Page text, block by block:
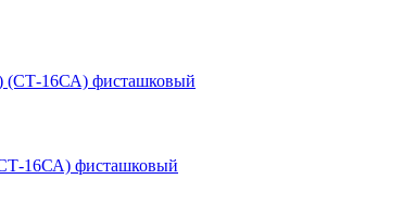
16СА) фисташковый